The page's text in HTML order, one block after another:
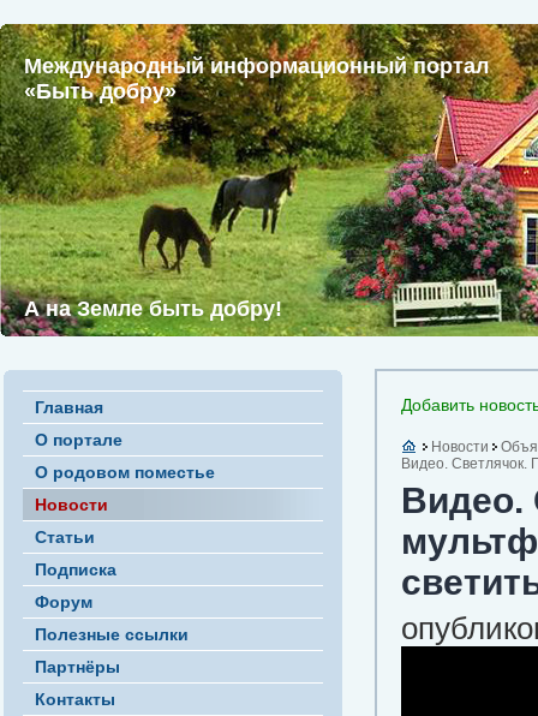
Международный информационный портал
«Быть добру»
А на Земле быть добру!
Главная
О портале
О родовом поместье
Новости
Статьи
Подписка
Форум
Полезные ссылки
Партнёры
Контакты
Добавить
Новости
Видео. Светлячок.
Видео.